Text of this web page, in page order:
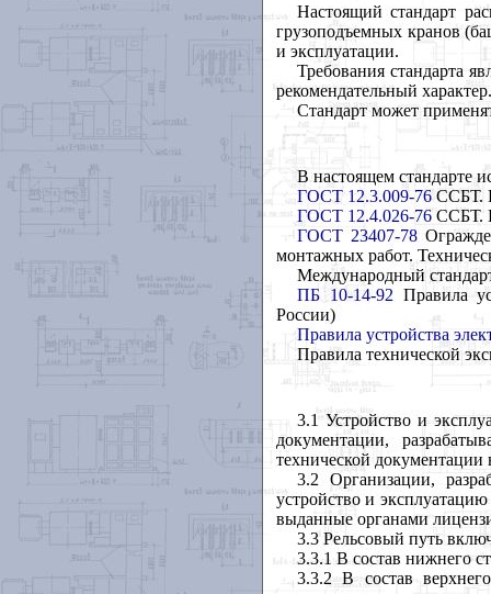
Настоящий стандарт
грузоподъемных кранов
и эксплуатации.
Требования стандарта
рекомендательный характер.
Стандарт может
В настоящем стандарте
ГОСТ 12.3.009-76ССБТ.
ГОСТ 12.4.026-76ССБТ.
ГОСТ 23407-78
монтажных работ.
Международный
ПБ 10-14-92 Правила
России)
Правила устройства
Правила технической
3.1 Устройство и
документации,
технической
3.2 Организации,
устройство и
выданные органами
3.3 Рельсовый путь
3.3.1 В состав нижнего
3.3.2 В состав